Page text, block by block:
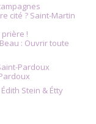
cité ? Saint-Martin
prière !
: Ouvrir toute
Pardoux
Stein & Étty